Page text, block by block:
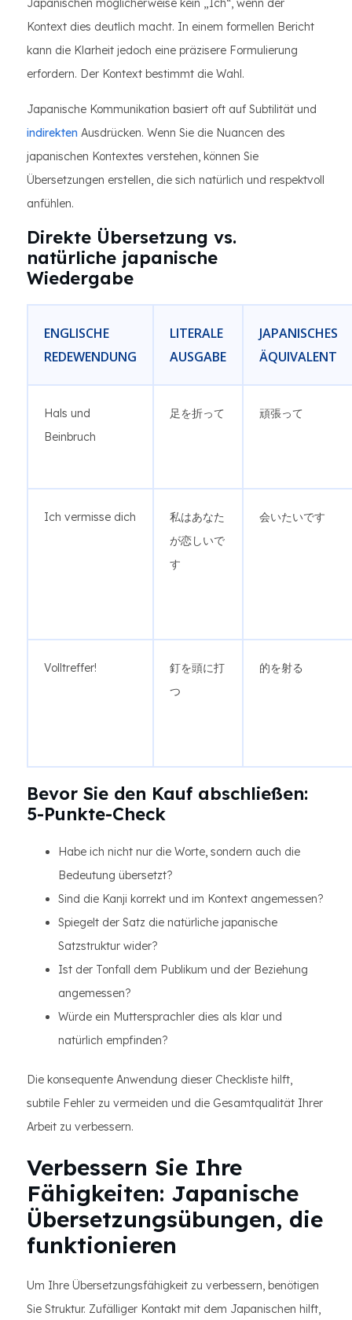
Japanischen möglicherweise kein „Ich“, wenn der
Kontext dies deutlich macht. In einem formellen Bericht
kann die Klarheit jedoch eine präzisere Formulierung
erfordern. Der Kontext bestimmt die Wahl.
Japanische Kommunikation basiert oft auf Subtilität und
indirekten Ausdrücken. Wenn Sie die Nuancen des
japanischen Kontextes verstehen, können Sie
Übersetzungen erstellen, die sich natürlich und respektvoll
anfühlen.
Direkte Übersetzung vs.
natürliche japanische
Wiedergabe
ENGLISCHE
REDEWENDUNG
LITERALE
AUSGABE
JAPANISCHES
ÄQUIVALENT
Hals und
Beinbruch
足を折って 頑張って
Ich vermisse dich
私はあなた
が恋しいで
す
会いたいです
Volltreffer!
釘を頭に打
つ
的を射る
Bevor Sie den Kauf abschließen:
5-Punkte-Check
Habe ich nicht nur die Worte, sondern auch die
Bedeutung übersetzt?
Sind die Kanji korrekt und im Kontext angemessen?
Spiegelt der Satz die natürliche japanische
Satzstruktur wider?
Ist der Tonfall dem Publikum und der Beziehung
angemessen?
Würde ein Muttersprachler dies als klar und
natürlich empfinden?
Die konsequente Anwendung dieser Checkliste hilft,
subtile Fehler zu vermeiden und die Gesamtqualität Ihrer
Arbeit zu verbessern.
Verbessern Sie Ihre
Fähigkeiten: Japanische
Übersetzungsübungen, die
funktionieren
Um Ihre Übersetzungsfähigkeit zu verbessern, benötigen
Sie Struktur. Zufälliger Kontakt mit dem Japanischen hilft,